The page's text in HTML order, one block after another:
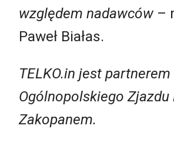
względem nadawców–
Paweł Białas.
TELKO.in jest
Ogólnopolskiego Zjazdu
Zakopanem.